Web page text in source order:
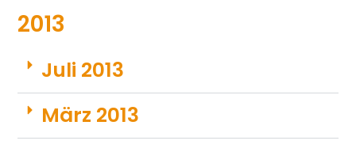
2013
Juli 2013
März 2013